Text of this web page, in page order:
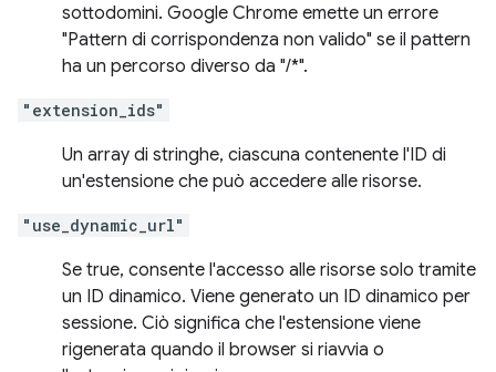
sottodomini. Google Chrome emette un errore
"Pattern di corrispondenza non valido" se il pattern
ha un percorso diverso da "/*".
"extension_ids"
Un array di stringhe, ciascuna contenente l'ID di
un'estensione che può accedere alle risorse.
"use_dynamic_url"
Se true, consente l'accesso alle risorse solo tramite
un ID dinamico. Viene generato un ID dinamico per
sessione. Ciò significa che l'estensione viene
rigenerata quando il browser si riavvia o